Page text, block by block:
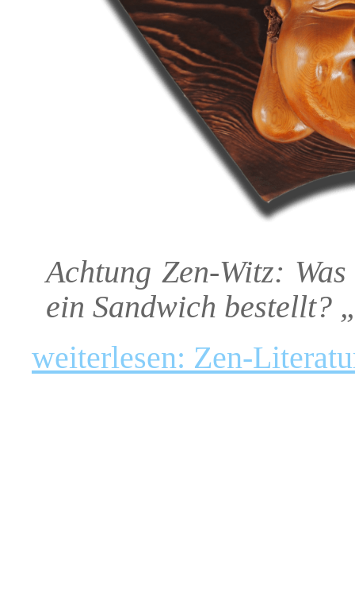
Achtung Zen-Witz:
ein Sandwich bestellt?
weiterlesen: Zen-